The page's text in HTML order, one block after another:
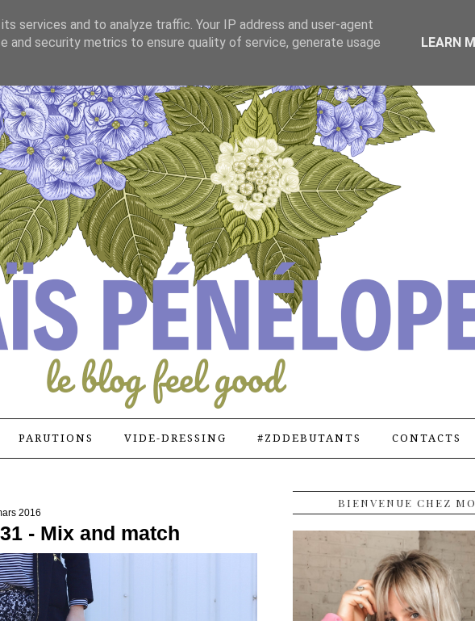
PARUTIONS VIDE-DRESSING #ZDDEBUTANTS CONTACTS
2016
- Mix and match
BIENVENUE CHEZ
services and to analyze traffic. Your IP address and user-agent
and security metrics to ensure quality of service, generate usage
LEARN